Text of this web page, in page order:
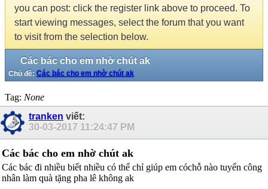
you can post: click the register link above to proceed. To
start viewing messages, select the forum that you want
to visit from the selection below.
Các bác cho em nhờ chút ak
Chủ đề: Các bác cho em nhờ chút ak
Tag: None
tranken viết:
30-03-2017 11:24:47 PM
Các bác cho em nhờ chút ak
Các bác đi nhiều biết nhiều có thể chỉ giúp em cóchỗ nào tuyển công
nhân làm quà tặng pha lê không ak